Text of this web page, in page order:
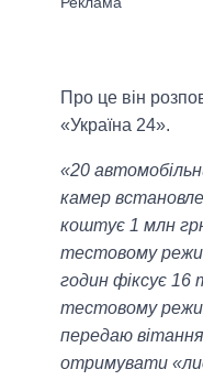
Про це він
«Україна 24».
«20
камер
коштує 1 млн
тестовому
годин фіксує 16
тестовому
передаю
отримувати